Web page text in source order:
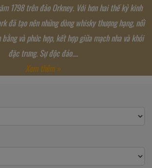
1798 trên đảo Orkney. Với hơn hai thế kỷ kinh
đã tạo nên những dòng whisky thượng hạng, nổi
và phức hợp, kết hợp giữa mạch nha và khói
đặc trưng. Sự độc đáo....
Xem thêm »